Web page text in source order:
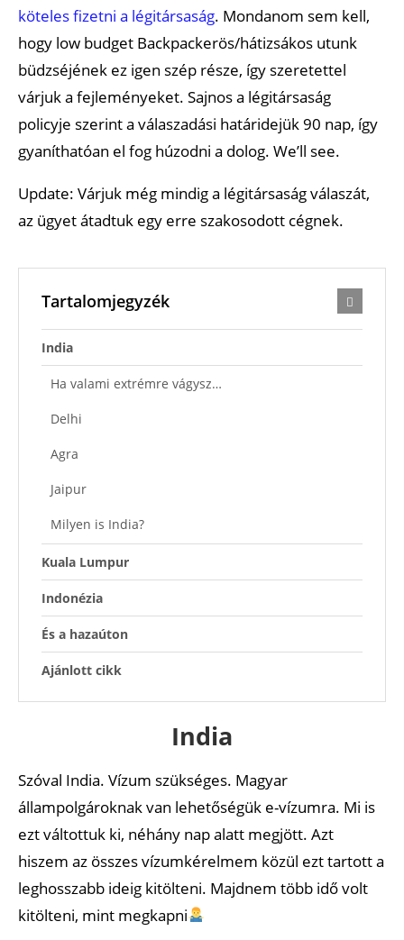
köteles fizetni a légitársaság. Mondanom sem kell,
hogy low budget Backpackerös/hátizsákos utunk
büdzséjének ez igen szép része, így szeretettel
várjuk a fejleményeket. Sajnos a légitársaság
policyje szerint a válaszadási határidejük 90 nap, így
gyaníthatóan el fog húzodni a dolog. We’ll see.
Update: Várjuk még mindig a légitársaság válaszát,
az ügyet átadtuk egy erre szakosodott cégnek.
Tartalomjegyzék
India
Ha valami extrémre vágysz…
Delhi
Agra
Jaipur
Milyen is India?
Kuala Lumpur
Indonézia
És a hazaúton
Ajánlott cikk
India
Szóval India. Vízum szükséges. Magyar
állampolgároknak van lehetőségük e-vízumra. Mi is
ezt váltottuk ki, néhány nap alatt megjött. Azt
hiszem az összes vízumkérelmem közül ezt tartott a
leghosszabb ideig kitölteni. Majdnem több idő volt
kitölteni, mint megkapni